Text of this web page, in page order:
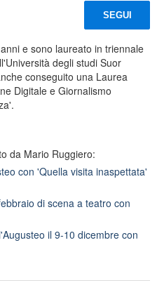
SEGUI
e sono laureato in triennale
degli studi Suor
conseguito una Laurea
Digitale e Giornalismo
da Mario Ruggiero:
con 'Quella visita inaspettata'
di scena a teatro con
il 9-10 dicembre con